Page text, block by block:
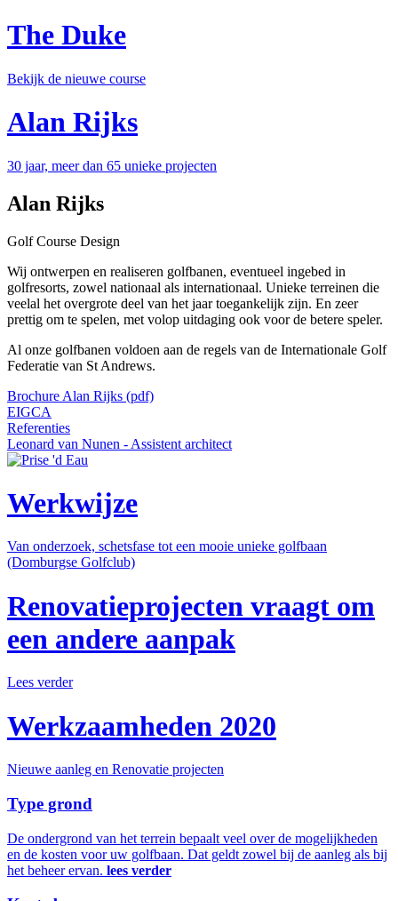
The Duke
Bekijk de nieuwe course
Alan Rijks
30 jaar, meer dan 65 unieke projecten
Alan Rijks
Golf Course Design
Wij ontwerpen en realiseren golfbanen, eventueel ingebed in
golfresorts, zowel nationaal als internationaal. Unieke terreinen die
veelal het overgrote deel van het jaar toegankelijk zijn. En zeer
prettig om te spelen, met volop uitdaging ook voor de betere speler.
Al onze golfbanen voldoen aan de regels van de Internationale Golf
Federatie van St Andrews.
Brochure Alan Rijks (pdf)
EIGCA
Referenties
Leonard van Nunen - Assistent architect
Werkwijze
Van onderzoek, schetsfase tot een mooie unieke golfbaan
(Domburgse Golfclub)
Renovatieprojecten vraagt om
een andere aanpak
Lees verder
Werkzaamheden 2020
Nieuwe aanleg en Renovatie projecten
Type grond
De ondergrond van het terrein bepaalt veel over de mogelijkheden
en de kosten voor uw golfbaan. Dat geldt zowel bij de aanleg als bij
het beheer ervan. lees verder